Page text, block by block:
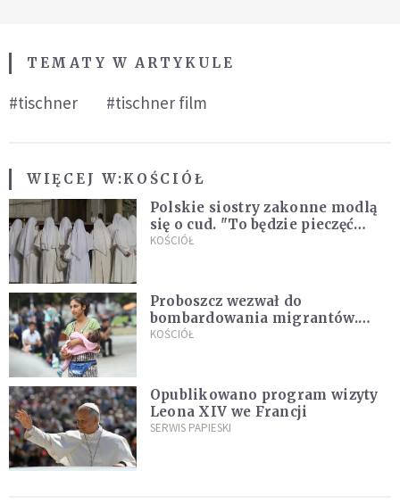
TEMATY W ARTYKULE
#tischner #tischner film
WIĘCEJ W:KOŚCIÓŁ
Polskie siostry zakonne modlą
się o cud. "To będzie pieczęć
Pana Boga dla naszej wiary"
KOŚCIÓŁ
Proboszcz wezwał do
bombardowania migrantów.
"Masowy ogień przeciwko
KOŚCIÓŁ
Opublikowano program wizyty
Leona XIV we Francji
SERWIS PAPIESKI